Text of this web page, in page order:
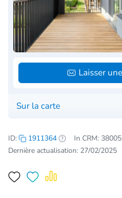
Sur la carte
Laisser
ID: 1911364
In CRM: 38005
Dernière actualisation: 27/02/2025